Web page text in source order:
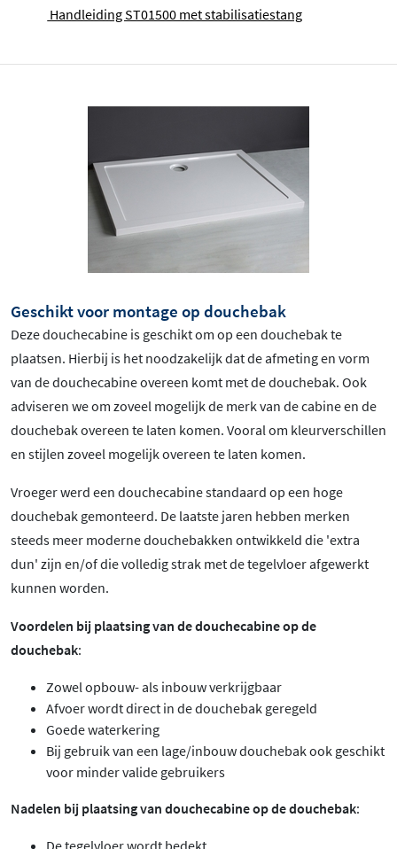
Handleiding ST01500 met stabilisatiestang
Geschikt voor montage op douchebak
Deze douchecabine is geschikt om op een douchebak te
plaatsen. Hierbij is het noodzakelijk dat de afmeting en vorm
van de douchecabine overeen komt met de douchebak. Ook
adviseren we om zoveel mogelijk de merk van de cabine en de
douchebak overeen te laten komen. Vooral om kleurverschillen
en stijlen zoveel mogelijk overeen te laten komen.
Vroeger werd een douchecabine standaard op een hoge
douchebak gemonteerd. De laatste jaren hebben merken
steeds meer moderne douchebakken ontwikkeld die 'extra
dun' zijn en/of die volledig strak met de tegelvloer afgewerkt
kunnen worden.
Voordelen bij plaatsing van de douchecabine op de
douchebak:
Zowel opbouw- als inbouw verkrijgbaar
Afvoer wordt direct in de douchebak geregeld
Goede waterkering
Bij gebruik van een lage/inbouw douchebak ook geschikt
voor minder valide gebruikers
Nadelen bij plaatsing van douchecabine op de douchebak:
De tegelvloer wordt bedekt